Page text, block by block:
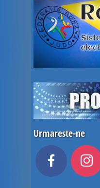
Urmareste-ne
facebook instagram